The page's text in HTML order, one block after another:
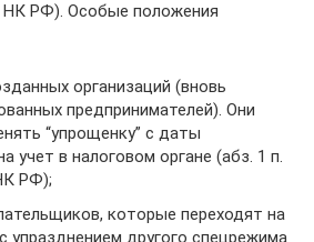
НК РФ). Особые положения
организаций (вновь
предпринимателей). Они
“упрощенку” с даты
учет в налоговом органе (абз. 1 п.
РФ);
которые переходят на
упразднением другого спецрежима